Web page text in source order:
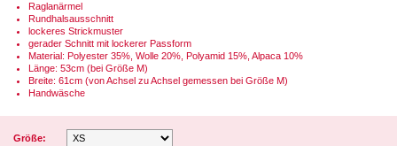
Raglanärmel
Rundhalsausschnitt
lockeres Strickmuster
gerader Schnitt mit lockerer Passform
Material: Polyester 35%, Wolle 20%, Polyamid 15%, Alpaca 10%
Länge: 53cm (bei Größe M)
Breite: 61cm (von Achsel zu Achsel gemessen bei Größe M)
Handwäsche
Größe: